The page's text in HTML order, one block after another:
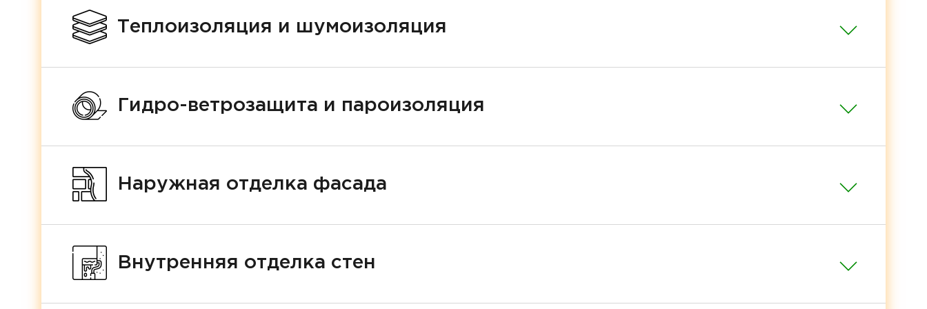
Теплоизоляция и шумоизоляция
Гидро-ветрозащита и пароизоляция
Наружная отделка фасада
Внутренняя отделка стен